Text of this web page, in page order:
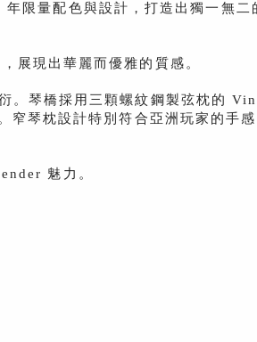
量配色與設計，打造出獨一無二
展現出華麗而優雅的質感。
。琴橋採用三顆螺紋鋼製弦枕的
琴枕設計特別符合亞洲玩家的手
魅力。